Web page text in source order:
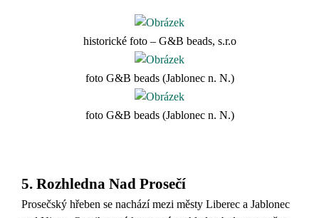
historické foto – G&B beads, s.r.o
foto G&B beads (Jablonec n. N.)
foto G&B beads (Jablonec n. N.)
5. Rozhledna Nad Prosečí
Prosečský hřeben se nachází mezi městy Liberec a Jablonec